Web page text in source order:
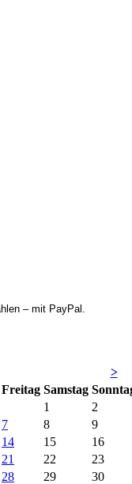
>
Freitag Samstag So
1
2
7 8
9
14 15
16
21 22
23
28 29
30